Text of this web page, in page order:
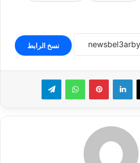
نسخ الرابط
لينكدإن بينتيريستواتساب تيلقرام